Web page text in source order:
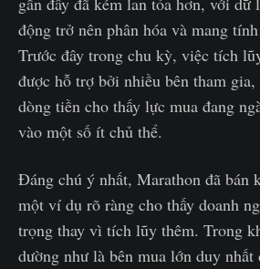
động trở nên phân hóa và mang
Trước đây trong chu kỳ, việc tích
được hỗ trợ bởi nhiều bên tham
dòng tiền cho thấy lực mua đang
vào một số ít chủ thể.
Đáng chú ý nhất, Marathon đã bán
một ví dụ rõ ràng cho thấy doanh
trọng thay vì tích lũy thêm. Trong
dường như là bên mua lớn duy